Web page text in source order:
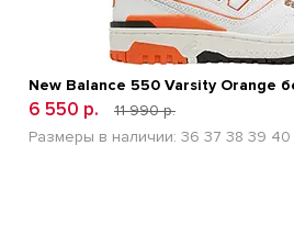
New Balance 550 Varsity Orange
6 550 р.
11 990 р.
Размеры в наличии: 36 37 38 39 40